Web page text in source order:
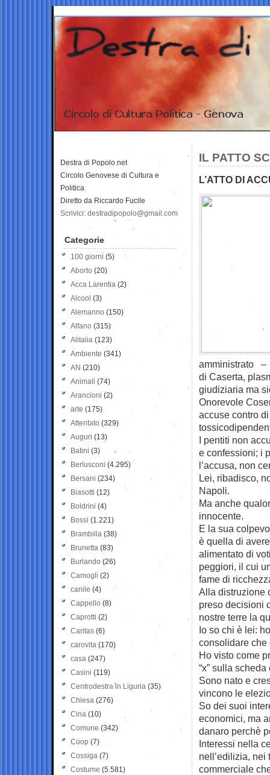
IL PATTO
L’ATTO DI
amministrato –
di Caserta,
giudiziaria ma
Onorevole
accuse contro
I pentiti non
e confessioni; i
l’accusa, non
Lei, ribadisco,
Napoli.
Ma anche
innocente.
E la sua
è quella di
alimentato di
peggiori, il cui
fame di
Alla distruzione
preso decisioni
nostre terre la
Io so chi è lei:
consolidare
Ho visto come
“x” sulla
Sono nato e
vincono le
So dei suoi
economici, ma
danaro perchè
Interessi nella
nell’edilizia, nei
commerciale
Destra di Popolo.net
Circolo Genovese di Cultura e
Politica
Diretto da Riccardo Fucile
Scrivici: destradipopolo@gmail.com
Categorie
100 giorni (5)
Aborto (20)
Acca Larentia (2)
Alcool (3)
Alemanno (150)
Alfano (315)
Alitalia (123)
Ambiente (341)
AN (210)
Animali (74)
Arancioni (2)
arte (175)
Attentato (329)
Auguri (13)
Batini (3)
Berlusconi (4.295)
Bersani (234)
Biasotti (12)
Boldrini (4)
Bossi (1.221)
Brambilla (38)
Brunetta (83)
Burlando (26)
Camogli (2)
canile (4)
Cappello (8)
Caprotti (2)
Caritas (6)
carovita (170)
casa (247)
Casini (119)
Centrodestra in Liguria (35)
Chiesa (276)
Cina (10)
Comune (342)
Coop (7)
Cossiga (7)
Costume (5.581)